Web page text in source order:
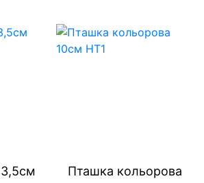
3,5см
Пташка кольорова